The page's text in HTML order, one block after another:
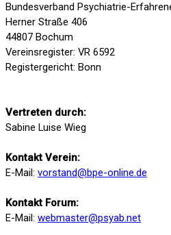
Bundesverband Psychiatrie-
Herner Straße 406
44807 Bochum
Vereinsregister: VR 6592
Registergericht: Bonn
Vertreten durch:
Sabine Luise Wieg
Kontakt Verein:
E-Mail: vorstand@bpe-online.de
Kontakt Forum:
E-Mail: webmaster@psyab.net